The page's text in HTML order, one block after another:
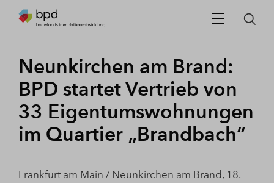
Neunkirchen am Brand:
BPD startet Vertrieb von
33 Eigentumswohnungen
im Quartier „Brandbach“
Frankfurt am Main / Neunkirchen am Brand, 18.